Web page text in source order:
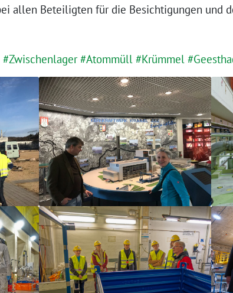
allen Beteiligten für die Besichtigungen und
#Zwischenlager #Atommüll #Krümmel